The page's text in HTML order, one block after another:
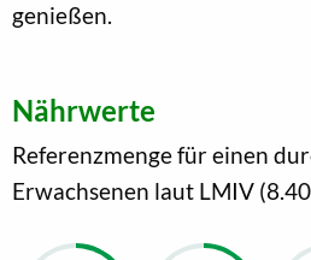
genießen.
Nährwerte
Referenzmenge für einen
Erwachsenen laut LMIV